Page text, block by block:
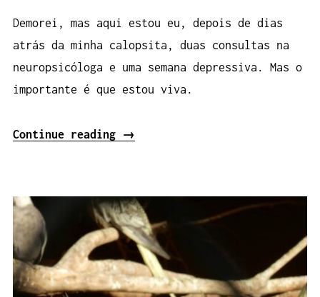
Demorei, mas aqui estou eu, depois de dias
atrás da minha calopsita, duas consultas na
neuropsicóloga e uma semana depressiva. Mas o
importante é que estou viva.
Continue reading
“Registro
dia
após
o
outro”
→